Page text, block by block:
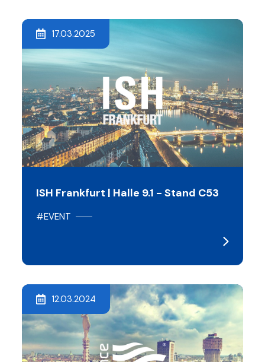
17.03.2025
ISH Frankfurt | Halle 9.1 - Stand C53
#EVENT
12.03.2024